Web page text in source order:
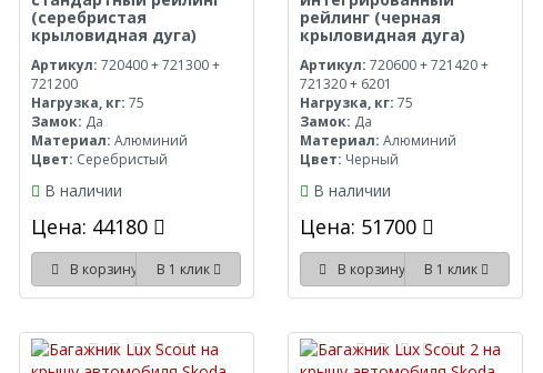
(серебристая
крыловидная дуга)
Артикул: 720400 + 721300 +
721200
Нагрузка, кг: 75
Замок: Да
Материал: Алюминий
Цвет: Серебристый
В наличии
Цена: 44180
В корзину В 1 клик
рейлинг (черная
крыловидная дуга)
Артикул: 720600 + 721420 +
721320 + 6201
Нагрузка, кг: 75
Замок: Да
Материал: Алюминий
Цвет: Черный
В наличии
Цена: 51700
В корзину В 1 клик